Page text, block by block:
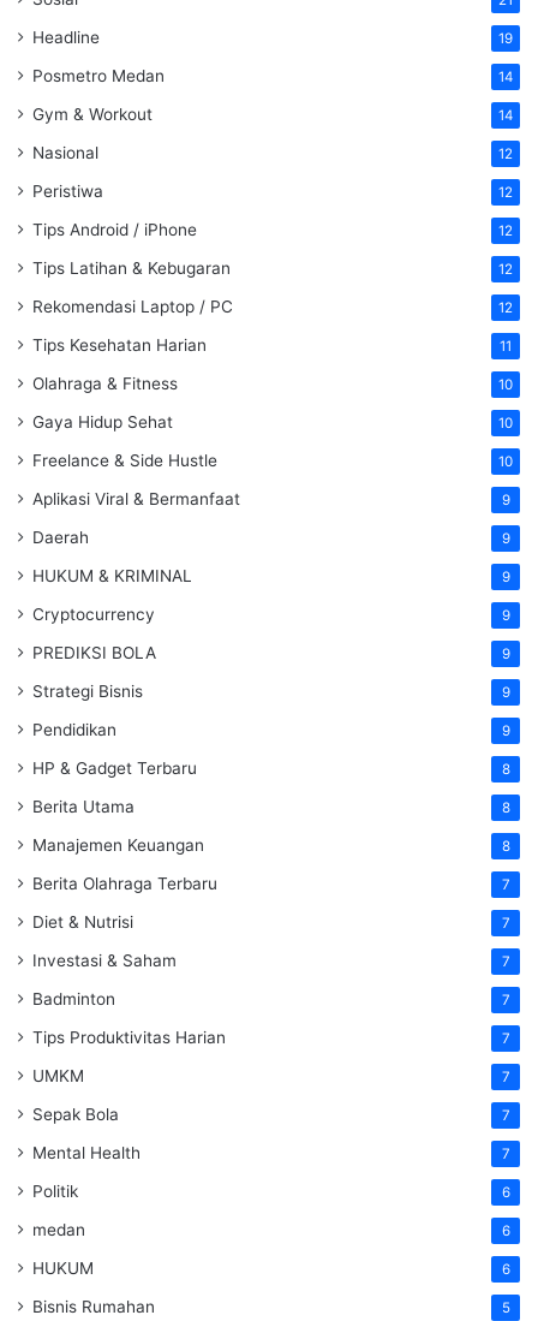
Headline 19
Posmetro Medan 14
Gym & Workout 14
Nasional 12
Peristiwa 12
Tips Android / iPhone 12
Tips Latihan & Kebugaran 12
Rekomendasi Laptop / PC 12
Tips Kesehatan Harian 11
Olahraga & Fitness 10
Gaya Hidup Sehat 10
Freelance & Side Hustle 10
Aplikasi Viral & Bermanfaat 9
Daerah 9
HUKUM & KRIMINAL 9
Cryptocurrency 9
PREDIKSI BOLA 9
Strategi Bisnis 9
Pendidikan 9
HP & Gadget Terbaru 8
Berita Utama 8
Manajemen Keuangan 8
Berita Olahraga Terbaru 7
Diet & Nutrisi 7
Investasi & Saham 7
Badminton 7
Tips Produktivitas Harian 7
UMKM 7
Sepak Bola 7
Mental Health 7
Politik 6
medan 6
HUKUM 6
Bisnis Rumahan 5